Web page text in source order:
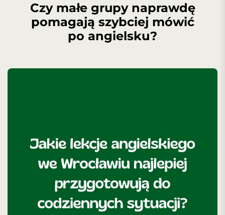
Czy małe grupy naprawdę
pomagają szybciej mówić
po angielsku?